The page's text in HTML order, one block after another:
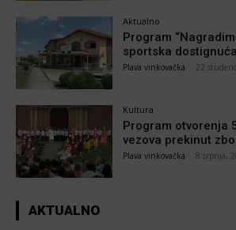
Aktualno
Program
sportska
Plava vinkovačka 22
Kultura
Program otvorenja
vezova prekinut
Plava vinkovačka 8 srpnja,
AKTUALNO